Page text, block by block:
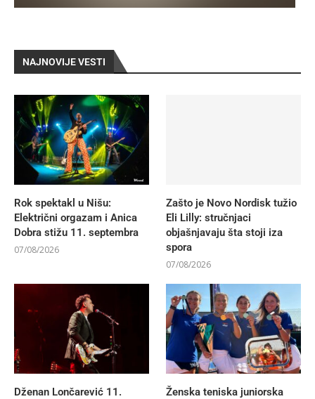
NAJNOVIJE VESTI
Rok spektakl u Nišu:
Električni orgazam i Anica
Dobra stižu 11. septembra
07/08/2026
Zašto je Novo Nordisk tužio
Eli Lilly: stručnjaci
objašnjavaju šta stoji iza
spora
07/08/2026
Dženan Lončarević 11.
Ženska teniska juniorska